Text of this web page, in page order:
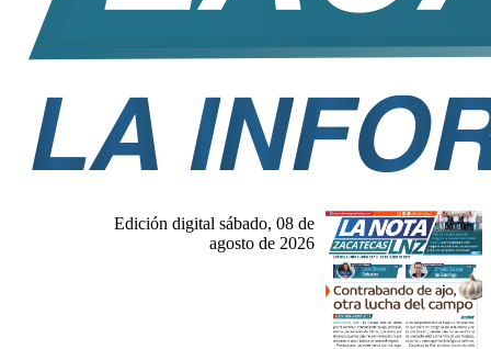
Edición digital sábado, 08 de
agosto de 2026